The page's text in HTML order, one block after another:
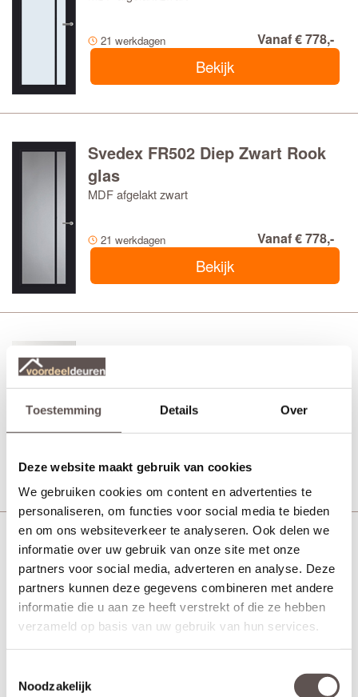
Toestemming Details Over
Deze website maakt gebruik van cookies
We gebruiken cookies om content en advertenties te
personaliseren, om functies voor social media te bieden
en om ons websiteverkeer te analyseren. Ook delen we
informatie over uw gebruik van onze site met onze
partners voor social media, adverteren en analyse. Deze
partners kunnen deze gegevens combineren met andere
informatie die u aan ze heeft verstrekt of die ze hebben
verzameld op basis van uw gebruik van hun services.
Noodzakelijk
21 werkdagen Vanaf € 778,-
Bekijk
Svedex FR502 Diep Zwart Rook
glas
MDF afgelakt zwart
21 werkdagen Vanaf € 778,-
Bekijk
Svedex FR502W Satijn glas
MDF afgelakt wit
21 werkdagen Vanaf € 570,-
Bekijk
Svedex FR502W Blank glas
MDF afgelakt wit
Vanaf € 570,-